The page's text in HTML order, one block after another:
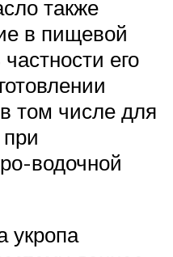
также
в пищевой
его
том числе для
водочной
укропа